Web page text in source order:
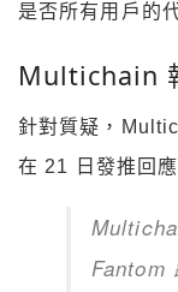
是否所有用戶的
Multichain
針對質疑，
在 21 日發推回應
Fantom